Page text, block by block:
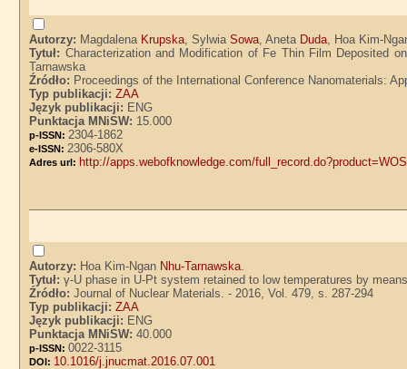
Autorzy: Magdalena Krupska , SylwiaSowa , Aneta Duda , Hoa Kim-
Tytuł: Characterization and Modification of Fe Thin Film Deposited
Tarnawska
Źródło: Proceedings of the International Conference Nanomaterials:
Typ publikacji:ZAA
Język publikacji: ENG
Punktacja MNiSW: 15.000
p-ISSN: 2304-1862
e-ISSN: 2306-580X
Adres url: http://apps.webofknowledge.com/
Autorzy: Hoa Kim-Ngan Nhu-Tarnawska
Tytuł:γ-U phase in U-Pt system retained to low temperatures by
Źródło:Journal of Nuclear Materials. - 2016, Vol. 479, s. 287-294
Typ publikacji:ZAA
Język publikacji: ENG
Punktacja MNiSW:40.000
p-ISSN:0022-3115
DOI: 10.1016/j.jnucmat.2016.07.001